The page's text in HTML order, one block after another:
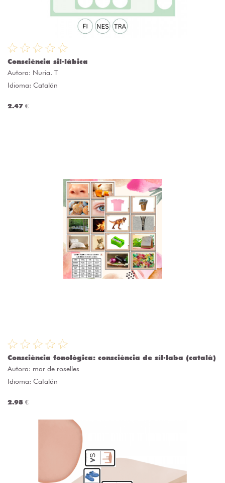
Consciència sil·làbica
Autora: Nuria. T
Idioma: Catalán
2.47 €
Consciència fonològica: consciència de síl·laba (català)
Autora: mar de roselles
Idioma: Catalán
2.98 €